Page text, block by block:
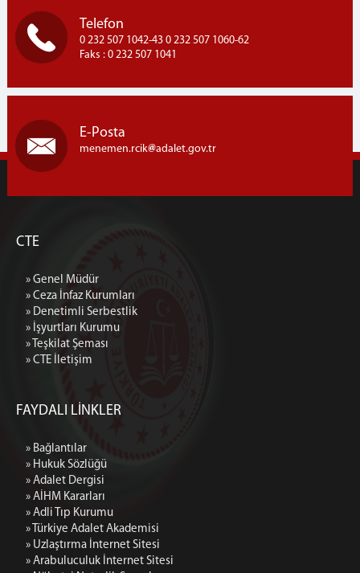
Telefon
0 232 507 1042-43 0 232 507 1060-62
Faks : 0 232 507 1041
E-Posta
menemen.rcik adalet.gov.tr
CTE
» Genel Müdür
» Ceza İnfaz Kurumları
» Denetimli Serbestlik
» İşyurtları Kurumu
» Teşkilat Şeması
» CTE İletişim
FAYDALI LİNKLER
» Bağlantılar
» Hukuk Sözlüğü
» Adalet Dergisi
» AİHM Kararları
» Adli Tıp Kurumu
» Türkiye Adalet Akademisi
» Uzlaştırma İnternet Sitesi
» Arabuluculuk İnternet Sitesi